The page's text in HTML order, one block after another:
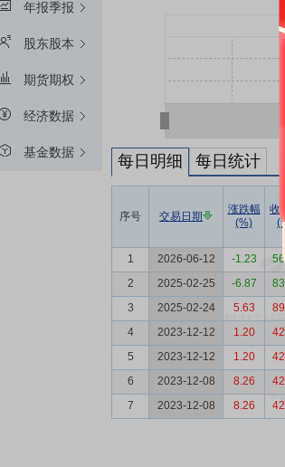
年报季报
股东股本
期货期权
经济数据
基金数据 每日明细 每日统计
序号 交易日期
涨跌幅
(%)
收
(
1 2026-06-12 -1.23
2
2025-02-25 -6.87
3
2025-02-24 5.63
4
2023-12-12 1.20
5
2023-12-12 1.20
6
2023-12-08 8.26
7
2023-12-08 8.26